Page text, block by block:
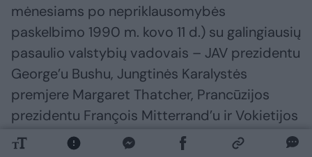
mėnesiams po nepriklausomybės
paskelbimo 1990 m. kovo 11 d.) su galingiausių
pasaulio valstybių vadovais – JAV prezidentu
George’u Bushu, Jungtinės Karalystės
premjere Margaret Thatcher, Prancūzijos
prezidentu François Mitterrand’u ir Vokietijos
kancleriu Helmutu Kohliu.